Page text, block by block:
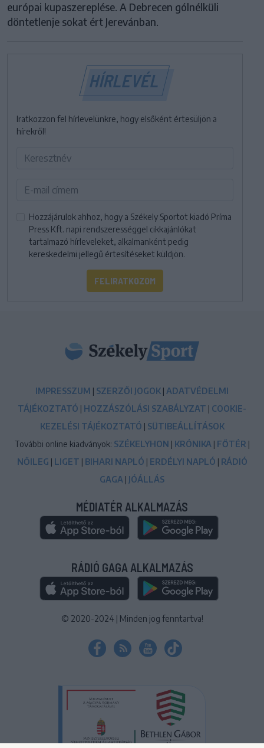
európai kupaszereplése. A Debrecen gólnélküli
döntetlenje sokat ért Jerevánban.
HÍRLEVÉL
Iratkozzon fel hírlevelünkre, hogy elsőként értesüljön a
hírekről!
Hozzájárulok ahhoz, hogy a Székely Sportot kiadó Príma
Press Kft. napi rendszerességgel cikkajánlókat
tartalmazó hírleveleket, alkalmanként pedig
kereskedelmi jellegű értesítéseket küldjön.
FELIRATKOZOM
IMPRESSZUM | SZERZŐI JOGOK | ADATVÉDELMI
TÁJÉKOZTATÓ | HOZZÁSZÓLÁSI SZABÁLYZAT | COOKIE-
KEZELÉSI TÁJÉKOZTATÓ | SÜTIBEÁLLÍTÁSOK
További online kiadványok: SZÉKELYHON | KRÓNIKA | FŐTÉR |
NŐILEG | LIGET | BIHARI NAPLÓ | ERDÉLYI NAPLÓ | RÁDIÓ
GAGA | JÓÁLLÁS
MÉDIATÉR ALKALMAZÁS
RÁDIÓ GAGA ALKALMAZÁS
© 2020-2024 | Minden jog fenntartva!